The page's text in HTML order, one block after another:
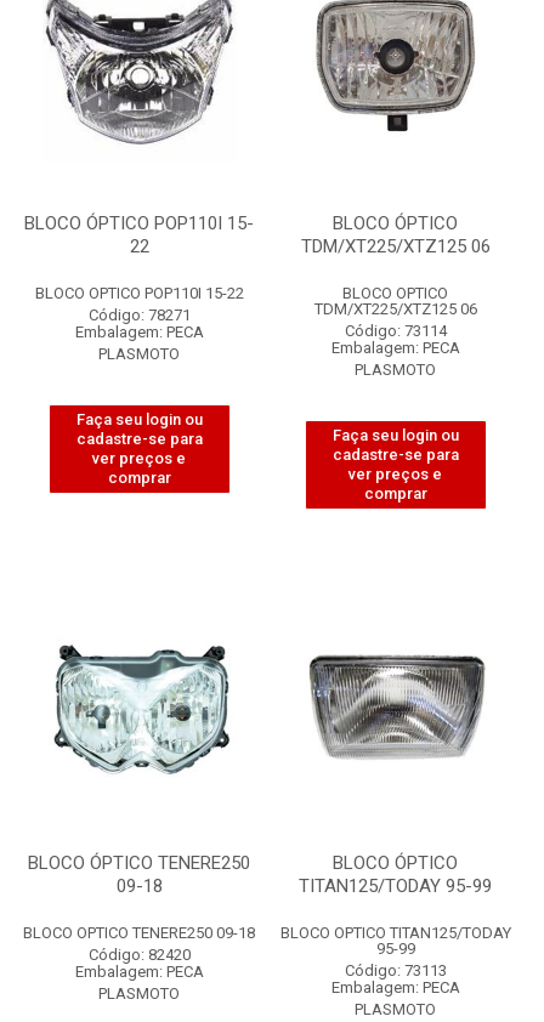
BLOCO ÓPTICO POP110I 15-
22
BLOCO OPTICO POP110I 15-22
Código: 78271
Embalagem: PECA
PLASMOTO
Faça seu login ou
cadastre-se para
ver preços e
comprar
BLOCO ÓPTICO
TDM/XT225/XTZ125 06
BLOCO OPTICO
TDM/XT225/XTZ125 06
Código: 73114
Embalagem: PECA
PLASMOTO
Faça seu login ou
cadastre-se para
ver preços e
comprar
BLOCO ÓPTICO TENERE250
09-18
BLOCO OPTICO TENERE250 09-18
Código: 82420
Embalagem: PECA
PLASMOTO
BLOCO ÓPTICO
TITAN125/TODAY 95-99
BLOCO OPTICO TITAN125/TODAY
95-99
Código: 73113
Embalagem: PECA
PLASMOTO